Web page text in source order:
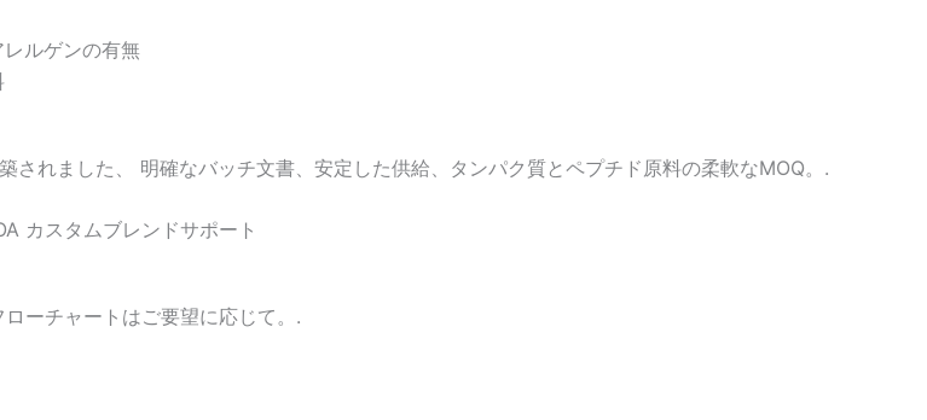
ルゲンの有無
れました、 明確なバッチ文書、安定した供給、タンパク質とペプチド原料の柔軟なMOQ。.
カスタムブレンドサポート
ーチャートはご要望に応じて。.